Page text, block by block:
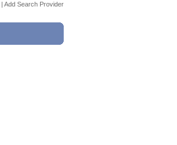
| Add Search Provider